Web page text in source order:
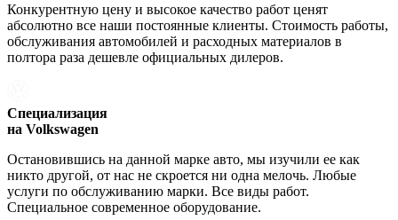
Конкурентную цену и высокое качество работ ценят
абсолютно все наши постоянные клиенты. Стоимость работы,
обслуживания автомобилей и расходных материалов в
полтора раза дешевле официальных дилеров.
Специализация
на Volkswagen
Остановившись на данной марке авто, мы изучили ее как
никто другой, от нас не скроется ни одна мелочь. Любые
услуги по обслуживанию марки. Все виды работ.
Специальное современное оборудование.